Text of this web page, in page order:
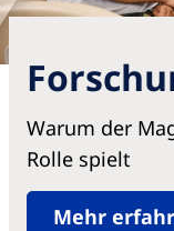
Warum der
Rolle spielt
Mehr